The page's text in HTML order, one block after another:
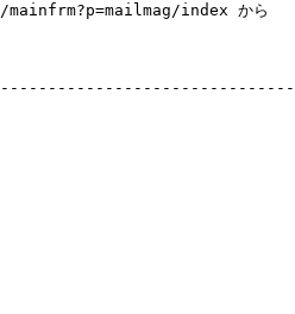
index から